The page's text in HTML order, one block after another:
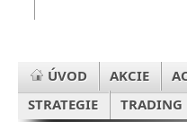
ÚVOD AKCIE
STRATEGIE
TRADING